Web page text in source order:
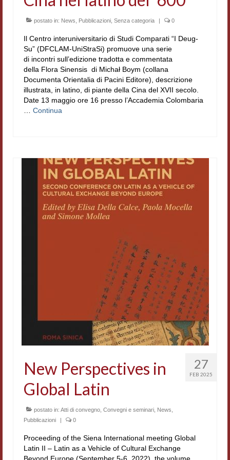
Semicerchio
Presentazione
Numeri
Indice 1986-2008
Poesia inglese postcoloniale
Comitato scientifico
Norme etiche e redazionali
Convegni e seminari
Eventi
Digital Humanities
postato in: News Pubblicazioni Senza categoria | 0
Il Centro interuniversitario di Studi Comparati “I Deug-
Su” (DFCLAM-UniStraSi) promuove una serie
di incontri sull’edizione tradotta e commentata
della Flora Sinensis di Michał Boym (collana
Documenta Orientalia di Pacini Editore), descrizione
illustrata, in latino, di piante della Cina del XVII secolo.
Date 13 maggio ore 16 presso l’Accademia Colombaria
Continua
27
FEB 2025
New Perspectives in
Global Latin
postato in: Atti di convegno Convegni e seminari News
Pubblicazioni
| 0
Proceeding of the Siena International meeting Global
Latin II – Latin as a Vehicle of Cultural Exchange